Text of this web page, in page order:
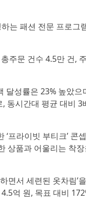
는 패션 전문 프로그
주문 건수 4.5만 건,
달성률은 23% 높았으
동시간대 평균 대비 3
프라이빗 부티크’ 콘
상품과 어울리는 착장
면서 세련된 옷차림’
억 원, 목표 대비